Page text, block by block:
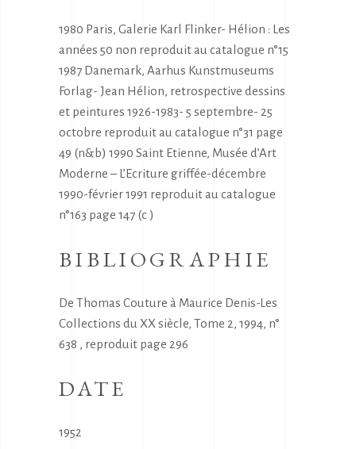
1980 Paris, Galerie Karl Flinker- Hélion : Les
années 50 non reproduit au catalogue n°15
1987 Danemark, Aarhus Kunstmuseums
Forlag- Jean Hélion, retrospective dessins
et peintures 1926-1983- 5 septembre- 25
octobre reproduit au catalogue n°31 page
49 (n&b) 1990 Saint Etienne, Musée d’Art
Moderne – L’Ecriture griffée-décembre
1990-février 1991 reproduit au catalogue
n°163 page 147 (c )
BIBLIOGRAPHIE
De Thomas Couture à Maurice Denis-Les
Collections du XX siècle, Tome 2, 1994, n°
638 , reproduit page 296
DATE
1952